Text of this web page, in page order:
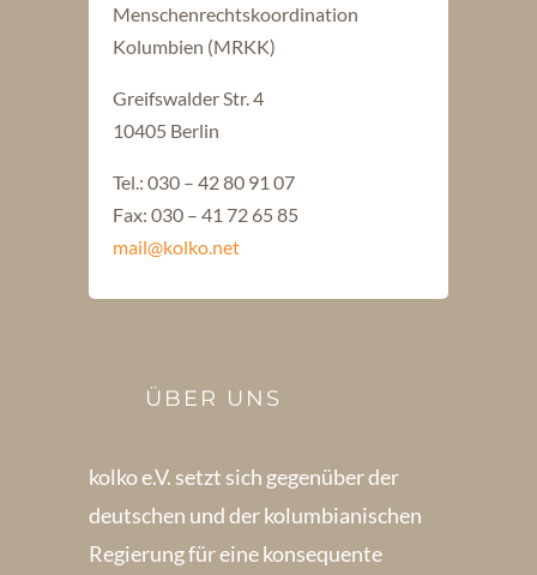
Menschenrechtskoordination
Kolumbien (MRKK)
Greifswalder Str. 4
10405 Berlin
Tel.: 030 – 42 80 91 07
Fax: 030 – 41 72 65 85
mail@kolko.net
ÜBER UNS
kolko e.V. setzt sich gegenüber der
deutschen und der kolumbianischen
Regierung für eine konsequente